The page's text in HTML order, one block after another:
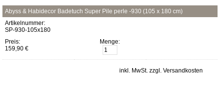
Abyss & Habidecor Badetuch Super Pile perle -930 (105 x 180 cm)
Artikelnummer:
SP-930-105x180
Preis:
159,90 €
Menge:
inkl. MwSt. zzgl. Versandkosten